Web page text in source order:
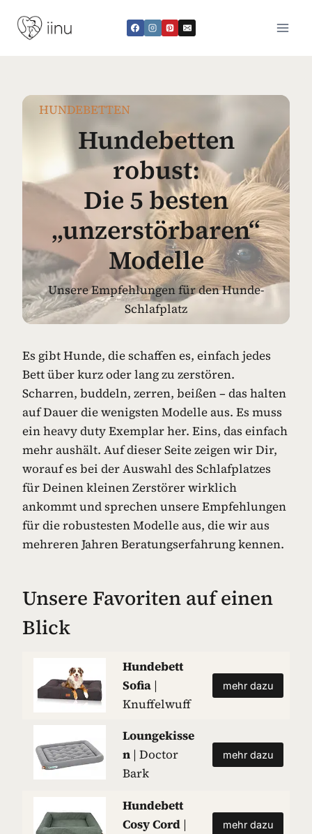
Inhalt
springen
HUNDEBETTEN
Hundebetten
robust:
Die 5 besten
„unzerstörbaren“
Modelle
Unsere Empfehlungen für den Hunde-
Schlafplatz
Es gibt Hunde, die schaffen es, einfach jedes
Bett über kurz oder lang zu zerstören.
Scharren, buddeln, zerren, beißen – das halten
auf Dauer die wenigsten Modelle aus. Es muss
ein heavy duty Exemplar her. Eins, das einfach
mehr aushält. Auf dieser Seite zeigen wir Dir,
worauf es bei der Auswahl des Schlafplatzes
für Deinen kleinen Zerstörer wirklich
ankommt und sprechen unsere Empfehlungen
für die robustesten Modelle aus, die wir aus
mehreren Jahren Beratungserfahrung kennen.
Unsere Favoriten auf einen
Blick
Hundebett
Sofia |
Knuffelwuff
mehr dazu
Loungekisse
n | Doctor
Bark
mehr dazu
Hundebett
Cosy Cord |
mehr dazu